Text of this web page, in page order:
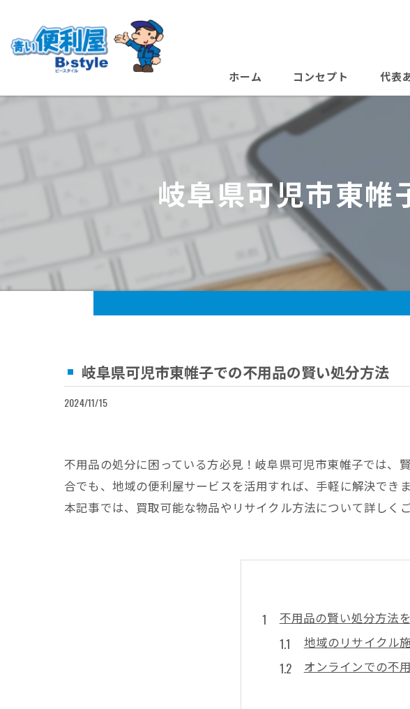
ホーム コンセプト 代表
岐阜県可児市東帷
岐阜県可児市東帷子での不用品の賢い処分方法
2024/11/15
不用品の処分に困っている方必見！岐阜県可児市東帷子では、
合でも、地域の便利屋サービスを活用すれば、手軽に解決でき
本記事では、買取可能な物品やリサイクル方法について詳しくご
不用品の賢い処分方法
地域のリサイクル
オンラインでの不
季節ごとの不用品